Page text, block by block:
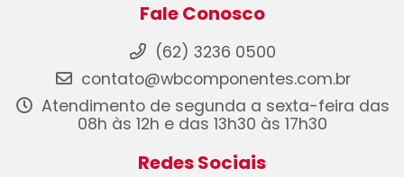
Fale Conosco
(62) 3236 0500
contato@wbcomponentes.com.br
Atendimento de segunda a sexta-feira das
08h às 12h e das 13h30 às 17h30
Redes Sociais